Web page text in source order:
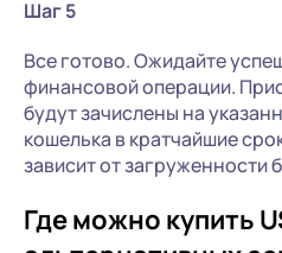
Шаг 5
Все готово. Ожидайте
финансовой операции.
будут зачислены на
кошелька в кратчайшие
зависит от загруженности
Где можно купить